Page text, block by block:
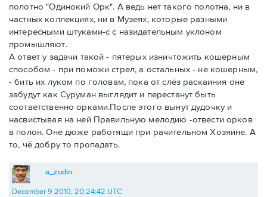
полотно "Одинокий Орк". А ведь нет такого полотна, ни в
частных коллекциях, ни в Музеях, которые разными
интересными штуками-с с назидательным уклоном
промышляют.
А ответ у задачи такой - пятерых изничтожить кошерным
способом - при поможи стрел, а остальных - не кошерным,
- бить их луком по головам, пока от слёз раскаиния оне
забудут как Суруман выглядит и перестанут быть
соответственно орками.После этого вынут дудочку и
насвистывая на ней Правильную мелодию -отвести орков
в полон. Оне дюже работящи при рачительном Хозяине. А
то, чё добру то пропадать.
a_zudin
December 9 2010, 20:24:42 UTC